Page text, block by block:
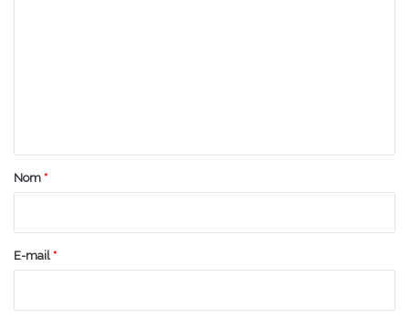
a
e
Nom *
E-mail *